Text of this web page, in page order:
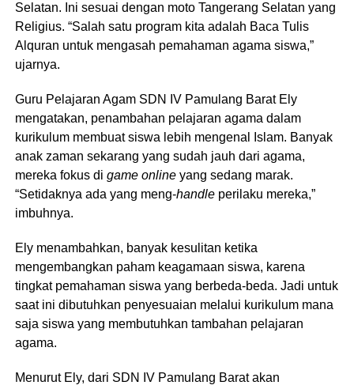
Selatan. Ini sesuai dengan moto Tangerang Selatan yang
Religius. “Salah satu program kita adalah Baca Tulis
Alquran untuk mengasah pemahaman agama siswa,”
ujarnya.
Guru Pelajaran Agam SDN IV Pamulang Barat Ely
mengatakan, penambahan pelajaran agama dalam
kurikulum membuat siswa lebih mengenal Islam. Banyak
anak zaman sekarang yang sudah jauh dari agama,
mereka fokus di game onlineyang sedang marak.
“Setidaknya ada yang meng-handleperilaku mereka,”
imbuhnya.
Ely menambahkan, banyak kesulitan ketika
mengembangkan paham keagamaan siswa, karena
tingkat pemahaman siswa yang berbeda-beda. Jadi untuk
saat ini dibutuhkan penyesuaian melalui kurikulum mana
saja siswa yang membutuhkan tambahan pelajaran
agama.
Menurut Ely, dari SDN IV Pamulang Barat akan